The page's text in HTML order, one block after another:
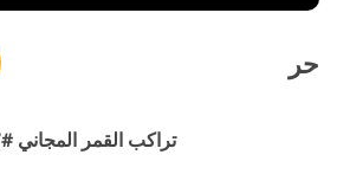
حر
تراكب القمر المجاني #17 "Waning Moon"